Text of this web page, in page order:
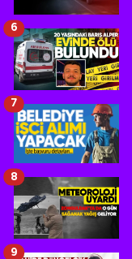
6
7
8
9